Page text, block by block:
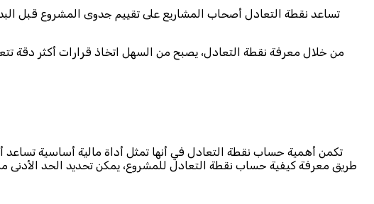
تساعد نقطة التعادل أصحاب المشاريع على تقييم جدوى المشروع قبل
من خلال معرفة نقطة التعادل، يصبح من السهل اتخاذ قرارات أكثر دقة
تكمن أهمية حساب نقطة التعادل في أنها تمثل أداة مالية أساسية
طريق معرفة كيفية حساب نقطة التعادل للمشروع، يمكن تحديد الحد الأدنى